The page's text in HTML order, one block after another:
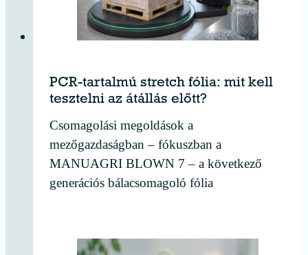
PCR-tartalmú stretch fólia: mit kell
tesztelni az átállás előtt?
Csomagolási megoldások a
mezőgazdaságban – fókuszban a
MANUAGRI BLOWN 7 – a következő
generációs bálacsomagoló fólia